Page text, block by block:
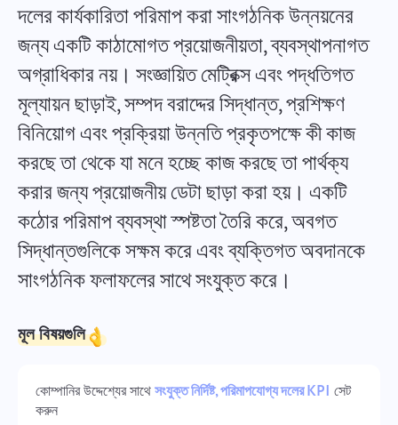
বাংলা
Deutsch
English
Español
Français
हिन्दी
দলের কার্যকারিতা পরিমাপ করা সাংগঠনিক উন্নয়নের
জন্য একটি কাঠামোগত প্রয়োজনীয়তা, ব্যবস্থাপনাগত
অগ্রাধিকার নয়। সংজ্ঞায়িত মেট্রিক্স এবং পদ্ধতিগত
মূল্যায়ন ছাড়াই, সম্পদ বরাদ্দের সিদ্ধান্ত, প্রশিক্ষণ
বিনিয়োগ এবং প্রক্রিয়া উন্নতি প্রকৃতপক্ষে কী কাজ
করছে তা থেকে যা মনে হচ্ছে কাজ করছে তা পার্থক্য
করার জন্য প্রয়োজনীয় ডেটা ছাড়া করা হয়। একটি
কঠোর পরিমাপ ব্যবস্থা স্পষ্টতা তৈরি করে, অবগত
সিদ্ধান্তগুলিকে সক্ষম করে এবং ব্যক্তিগত অবদানকে
সাংগঠনিক ফলাফলের সাথে সংযুক্ত করে।
মূল বিষয়গুলি
কোম্পানির উদ্দেশ্যের সাথেসংযুক্ত নির্দিষ্ট, পরিমাপযোগ্য দলের KPI সেট
করুন
ট্র্যাকিং সময়
কাজের সময় ট্র্যাক করুন, সহকর্মীদের নিরীক্ষণ করুন এবং সময় ম্যানুয়ালি যোগ করুন
কাজ
একটি কাজ তৈরি করুন, সহকর্মীদের সাথে কাজ করুন এবং এটি শেষ হলে বন্ধ করুন
রিপোর্ট
প্রতি প্রকল্পে ব্যয় করা সময়ের রিপোর্ট ব্যবহার করে সংস্থানগুলি বিতরণ করুন.
কানবান বোর্ড
স্কেল বাড়ান
প্রকল্প ব্যবস্থাপনা
এক জায়গায় প্রকল্পের তথ্য (স্থিতি/ট্যাগ) এবং দলের কার্যকলাপ পরিচালনা করুন